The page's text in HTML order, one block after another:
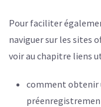
Pour faciliter
naviguer sur les sites
voir au chapitre liens
comment obtenir